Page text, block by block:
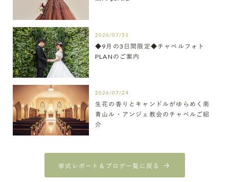
2026/07/31
◆9月の3日間限定◆チャペルフォト
PLANのご案内
2026/07/24
生花の香りとキャンドルがゆらめく南
青山ル・アンジェ教会のチャペルご紹
介
挙式レポート＆ブログ一覧に戻る